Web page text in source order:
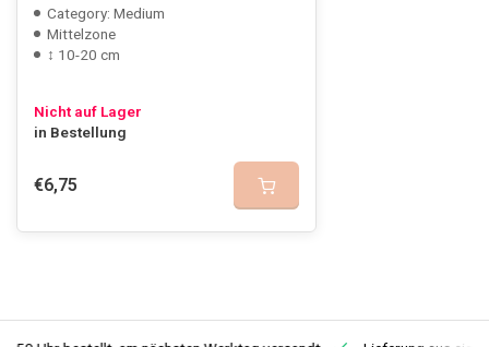
Category: Medium
Mittelzone
↕ 10-20 cm
Nicht auf Lager
in Bestellung
€6,75